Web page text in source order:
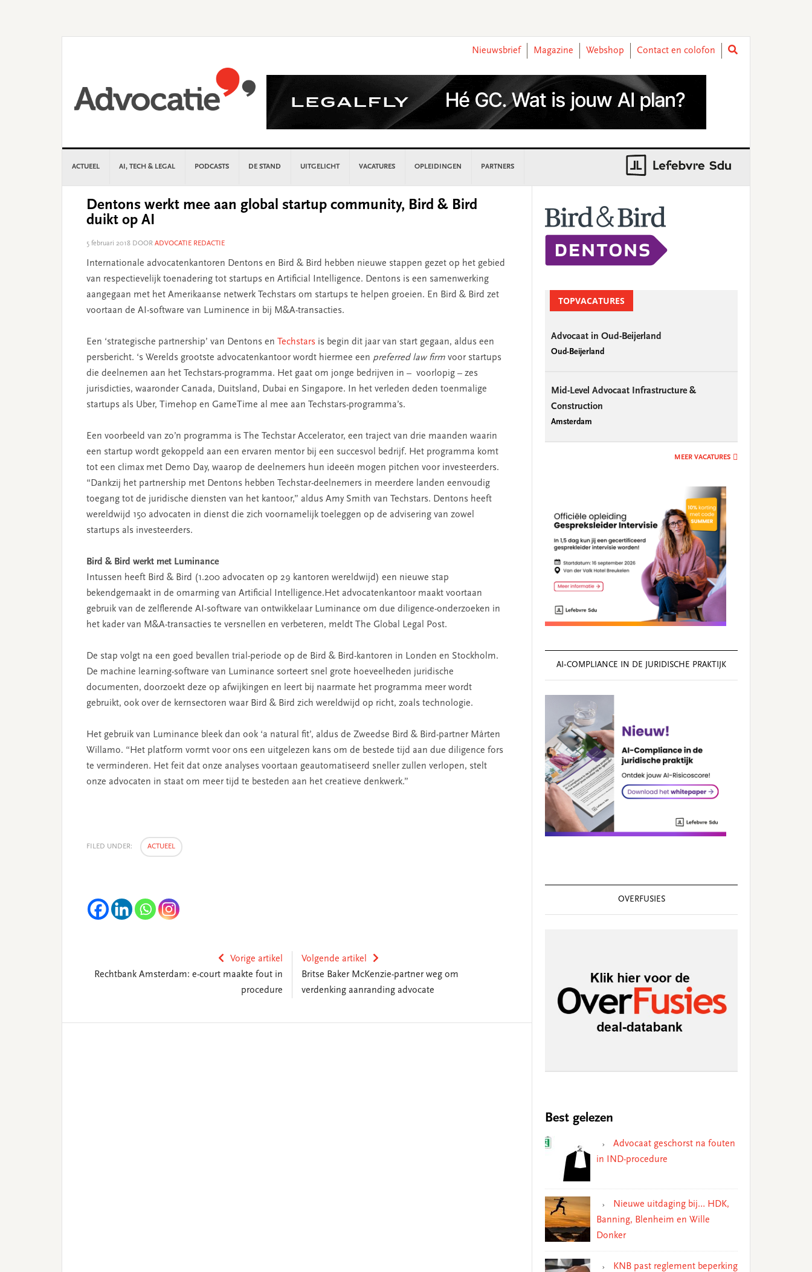
Nieuwsbrief
Magazine Webshop Contact en colofon
ACTUEEL AI, TECH & LEGAL PODCASTS DE STAND UITGELICHT VACATURES OPLEIDINGEN PARTNERS
Dentons werkt mee aan global startup community, Bird & Bird
duikt op AI
5 februari 2018 DOOR ADVOCATIE REDACTIE
Internationale advocatenkantoren Dentons en Bird & Bird hebben nieuwe stappen gezet op het gebied
van respectievelijk toenadering tot startups en Artificial Intelligence. Dentons is een samenwerking
aangegaan met het Amerikaanse netwerk Techstars om startups te helpen groeien. En Bird & Bird zet
voortaan de AI-software van Luminence in bij M&A-transacties.
Een ‘strategische partnership’ van Dentons en Techstars is begin dit jaar van start gegaan, aldus een
persbericht. ‘s Werelds grootste advocatenkantoor wordt hiermee een preferred law firm voor startups
die deelnemen aan het Techstars-programma. Het gaat om jonge bedrijven in – voorlopig – zes
jurisdicties, waaronder Canada, Duitsland, Dubai en Singapore. In het verleden deden toenmalige
startups als Uber, Timehop en GameTime al mee aan Techstars-programma’s.
Een voorbeeld van zo’n programma is The Techstar Accelerator, een traject van drie maanden waarin
een startup wordt gekoppeld aan een ervaren mentor bij een succesvol bedrijf. Het programma komt
tot een climax met Demo Day, waarop de deelnemers hun ideeën mogen pitchen voor investeerders.
“Dankzij het partnership met Dentons hebben Techstar-deelnemers in meerdere landen eenvoudig
toegang tot de juridische diensten van het kantoor,” aldus Amy Smith van Techstars. Dentons heeft
wereldwijd 150 advocaten in dienst die zich voornamelijk toeleggen op de advisering van zowel
startups als investeerders.
Bird & Bird werkt met Luminance
Intussen heeft Bird & Bird (1.200 advocaten op 29 kantoren wereldwijd) een nieuwe stap
bekendgemaakt in de omarming van Artificial Intelligence.Het advocatenkantoor maakt voortaan
gebruik van de zelflerende AI-software van ontwikkelaar Luminance om due diligence-onderzoeken in
het kader van M&A-transacties te versnellen en verbeteren, meldt The Global Legal Post.
De stap volgt na een goed bevallen trial-periode op de Bird & Bird-kantoren in Londen en Stockholm.
De machine learning-software van Luminance sorteert snel grote hoeveelheden juridische
documenten, doorzoekt deze op afwijkingen en leert bij naarmate het programma meer wordt
gebruikt, ook over de kernsectoren waar Bird & Bird zich wereldwijd op richt, zoals technologie.
Het gebruik van Luminance bleek dan ook ‘a natural fit’, aldus de Zweedse Bird & Bird-partner Mårten
Willamo. “Het platform vormt voor ons een uitgelezen kans om de bestede tijd aan due diligence fors
te verminderen. Het feit dat onze analyses voortaan geautomatiseerd sneller zullen verlopen, stelt
onze advocaten in staat om meer tijd te besteden aan het creatieve denkwerk.”
FILED UNDER: ACTUEEL
Vorige artikel
Rechtbank Amsterdam: e-court maakte fout in
procedure
Volgende artikel
Britse Baker McKenzie-partner weg om
verdenking aanranding advocate
Sidebar
TOPVACATURES
Advocaat in Oud-Beijerland
Oud-Beijerland
Mid-Level Advocaat Infrastructure &
Construction
Amsterdam
MEER VACATURES
AI‑COMPLIANCE IN DE JURIDISCHE PRAKTIJK
OVERFUSIES
Best gelezen
Advocaat geschorst na fouten
in IND-procedure
Nieuwe uitdaging bij… HDK,
Banning, Blenheim en Wille
Donker
KNB past reglement beperking